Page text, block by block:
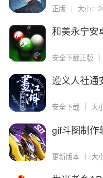
正版 ｜ 大小：
和美永宁安
安全下载正版
遵义人社通
安全下载 大
gif斗图制作
更新版本 ｜ 大